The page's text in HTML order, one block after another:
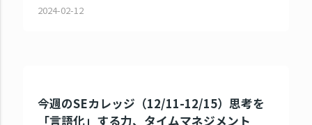
2024-02-12
今週のSEカレッジ（12/11-12/15）思考を
「言語化」する力、タイムマネジメント